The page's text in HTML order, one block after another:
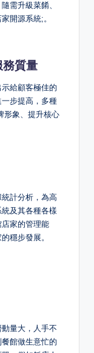
需升級菜餚、
開源系統;。
務質量
給顧客極佳的
步提高，多種
形象、提升核心
計分析，為高
及其各種各樣
家的管理能
穩步發展。
量大，人手不
館做生意忙的